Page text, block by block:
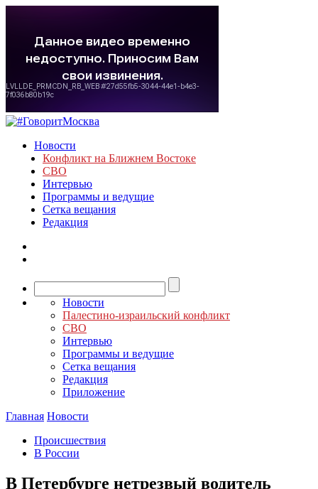
Новости
Конфликт на Ближнем Востоке
СВО
Интервью
Программы и ведущие
Сетка вещания
Редакция
Новости
Палестино-израильский конфликт
СВО
Интервью
Программы и ведущие
Сетка вещания
Редакция
Приложение
Главная Новости
Происшествия
В России
В Петербурге нетрезвый водитель